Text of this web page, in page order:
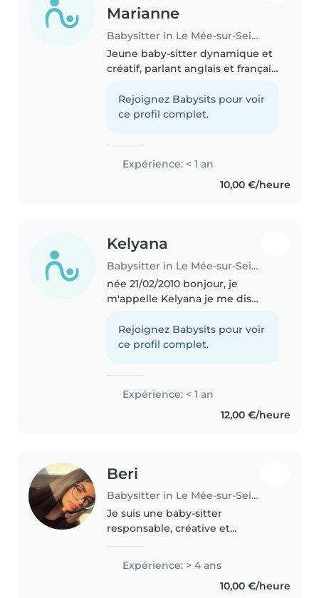
Marianne
Babysitter in Le Mée-sur-Seine
Jeune baby-sitter dynamique et
créatif, parlant anglais et français,
Rejoignez Babysits pour voir
ce profil complet.
Expérience: < 1 an
10,00 €/heure
Kelyana
Babysitter in Le Mée-sur-Seine
née 21/02/2010 bonjour, je
m'appelle Kelyana je me dis
petits frères et sœurs et je m'en
occupe toutes seules. merci de
Rejoignez Babysits pour voir
ce profil complet.
Expérience: < 1 an
12,00 €/heure
Beri
Babysitter in Le Mée-sur-Seine
Je suis une baby-sitter
responsable, créative et
d'expérience. Je suis à l'aise avec
les enfants de tous âges, des
bébés aux adolescents. Je parle
Expérience: > 4 ans
10,00 €/heure